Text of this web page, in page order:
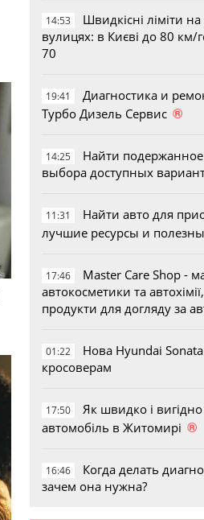
14:53
Швидкісні ліміти
вулицях: в Києві до 80 км/
70
19:41
Диагностика и
Турбо Дизель Сервис ®
14:25
Найти подержанное
выбора доступных
11:31
Найти авто для
лучшие ресурсы и
17:46
Master Care Shop -
автокосметики та
продукти для догляду за
01:22
Нова Hyundai
кросоверам
17:50
Як швидко і
автомобіль в Житомирі ®
16:46
Когда делать
зачем она нужна?